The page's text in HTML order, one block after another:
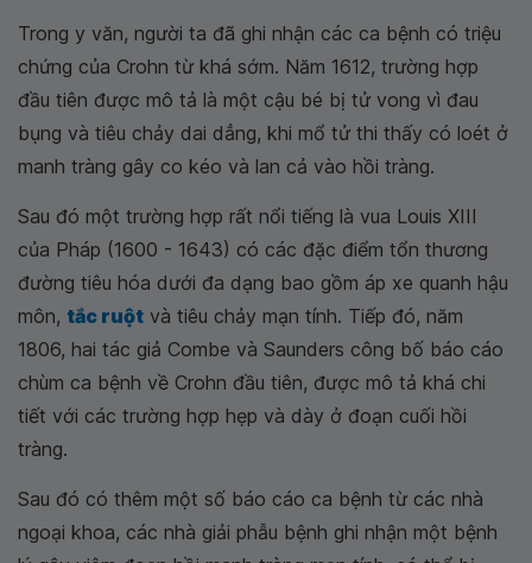
Trong y văn, người ta đã ghi nhận các ca bệnh có triệu
chứng của Crohn từ khá sớm. Năm 1612, trường hợp
đầu tiên được mô tả là một cậu bé bị tử vong vì đau
bụng và tiêu chảy dai dẳng, khi mổ tử thi thấy có loét ở
manh tràng gây co kéo và lan cả vào hồi tràng.
Sau đó một trường hợp rất nổi tiếng là vua Louis XIII
của Pháp (1600 - 1643) có các đặc điểm tổn thương
đường tiêu hóa dưới đa dạng bao gồm áp xe quanh hậu
môn, tắc ruột và tiêu chảy mạn tính. Tiếp đó, năm
1806, hai tác giả Combe và Saunders công bố báo cáo
chùm ca bệnh về Crohn đầu tiên, được mô tả khá chi
tiết với các trường hợp hẹp và dày ở đoạn cuối hồi
tràng.
Sau đó có thêm một số báo cáo ca bệnh từ các nhà
ngoại khoa, các nhà giải phẫu bệnh ghi nhận một bệnh